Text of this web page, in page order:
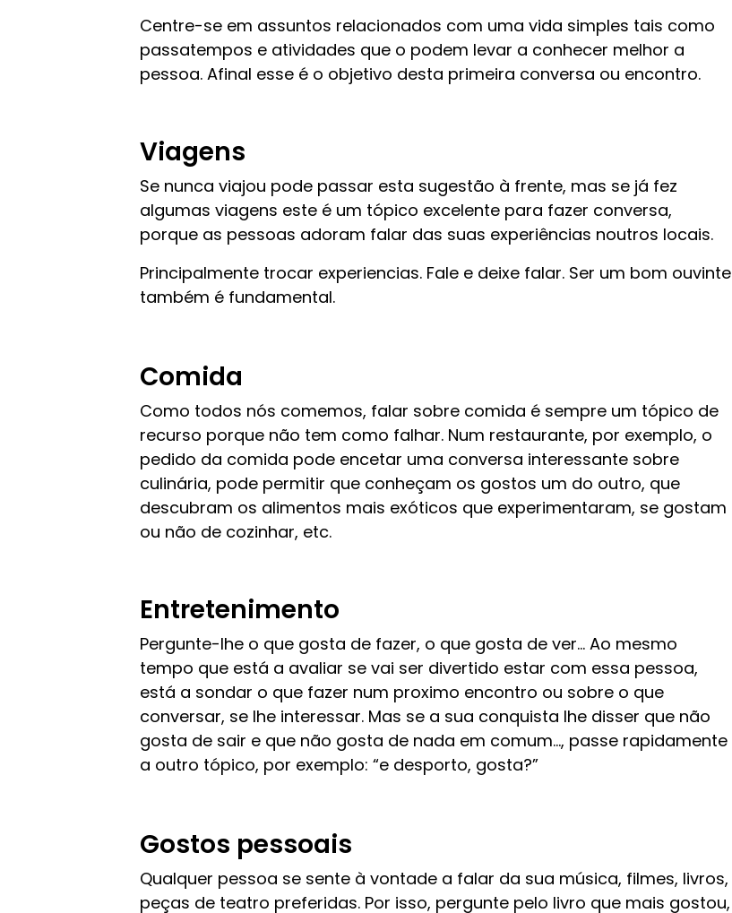
Centre-se em assuntos relacionados com uma vida simples tais como
passatempos e atividades que o podem levar a conhecer melhor a
pessoa. Afinal esse é o objetivo desta primeira conversa ou encontro.
Viagens
Se nunca viajou pode passar esta sugestão à frente, mas se já fez
algumas viagens este é um tópico excelente para fazer conversa,
porque as pessoas adoram falar das suas experiências noutros locais.
Principalmente trocar experiencias. Fale e deixe falar. Ser um bom ouvinte
também é fundamental.
Comida
Como todos nós comemos, falar sobre comida é sempre um tópico de
recurso porque não tem como falhar. Num restaurante, por exemplo, o
pedido da comida pode encetar uma conversa interessante sobre
culinária, pode permitir que conheçam os gostos um do outro, que
descubram os alimentos mais exóticos que experimentaram, se gostam
ou não de cozinhar, etc.
Entretenimento
Pergunte-lhe o que gosta de fazer, o que gosta de ver… Ao mesmo
tempo que está a avaliar se vai ser divertido estar com essa pessoa,
está a sondar o que fazer num proximo encontro ou sobre o que
conversar, se lhe interessar. Mas se a sua conquista lhe disser que não
gosta de sair e que não gosta de nada em comum..., passe rapidamente
a outro tópico, por exemplo: “e desporto, gosta?”
Gostos pessoais
Qualquer pessoa se sente à vontade a falar da sua música, filmes, livros,
peças de teatro preferidas. Por isso, pergunte pelo livro que mais gostou,